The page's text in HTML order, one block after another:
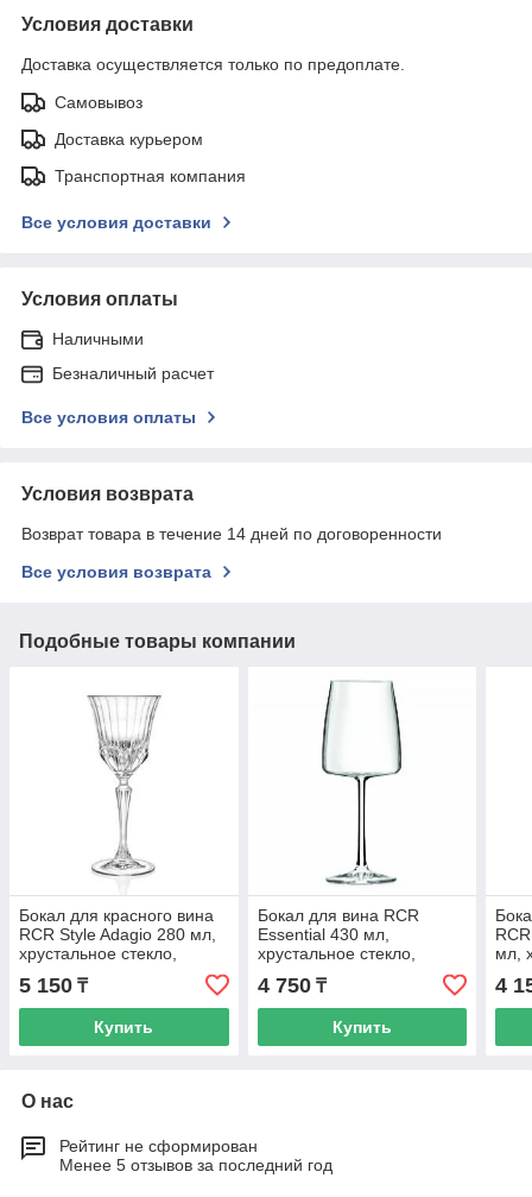
Условия доставки
Доставка осуществляется только по предоплате.
Самовывоз
Доставка курьером
Транспортная компания
Все условия доставки
Условия оплаты
Наличными
Безналичный расчет
Все условия оплаты
Условия возврата
Возврат товара в течение 14 дней по договоренности
Все условия возврата
Подобные товары компании
Бокал для красного вина
RCR Style Adagio 280 мл,
хрустальное стекло,
5 150 ₸
Купить
Бокал для вина RCR
Essential 430 мл,
хрустальное стекло,
4 750₸
Купить
мл,
4
О нас
Рейтинг не сформирован
Менее 5 отзывов за последний год